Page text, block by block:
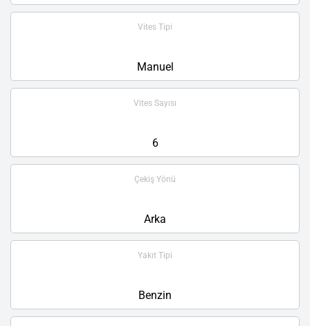
Vites Tipi
Manuel
Vites Sayısı
6
Çekiş Yönü
Arka
Yakıt Tipi
Benzin